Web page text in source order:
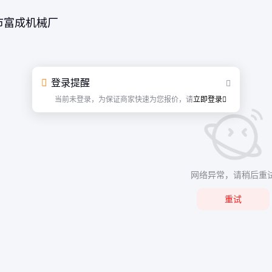
富成机械厂
登录提醒
当前未登录，为保证商家快速为您报价，请立即登录
网络异常，请稍后重
重试